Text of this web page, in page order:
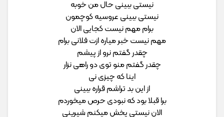
نیستی ببینی حال من خوبه
نیستی ببینی عروسیه کوچمون
برام مهم نیست کجایی الان
مهم نیست خبر میاره ازت فلانی برام
چقدر گفتم نرو از پیشم
چقدر گفتم منو توی دو راهی نزار
اینا که چیزی نی
از این بد تراشم قراره ببینی
برا قبلا بود که نبودی حرص میخوردم
الان نیستی پخش میکنم شیرینی